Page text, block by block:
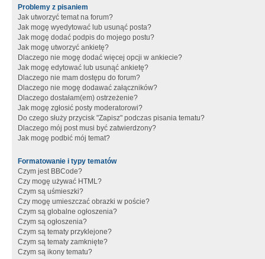
Problemy z pisaniem
Jak utworzyć temat na forum?
Jak mogę wyedytować lub usunąć posta?
Jak mogę dodać podpis do mojego postu?
Jak mogę utworzyć ankietę?
Dlaczego nie mogę dodać więcej opcji w ankiecie?
Jak mogę edytować lub usunąć ankietę?
Dlaczego nie mam dostępu do forum?
Dlaczego nie mogę dodawać załączników?
Dlaczego dostałam(em) ostrzeżenie?
Jak mogę zgłosić posty moderatorowi?
Do czego służy przycisk "Zapisz" podczas pisania tematu?
Dlaczego mój post musi być zatwierdzony?
Jak mogę podbić mój temat?
Formatowanie i typy tematów
Czym jest BBCode?
Czy mogę używać HTML?
Czym są uśmieszki?
Czy mogę umieszczać obrazki w poście?
Czym są globalne ogłoszenia?
Czym są ogłoszenia?
Czym są tematy przyklejone?
Czym są tematy zamknięte?
Czym są ikony tematu?